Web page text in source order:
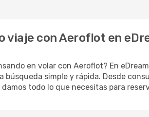
viaje con Aeroflot en
en volar con Aeroflot? En
búsqueda simple y rápida. Desde
todo lo que necesitas para